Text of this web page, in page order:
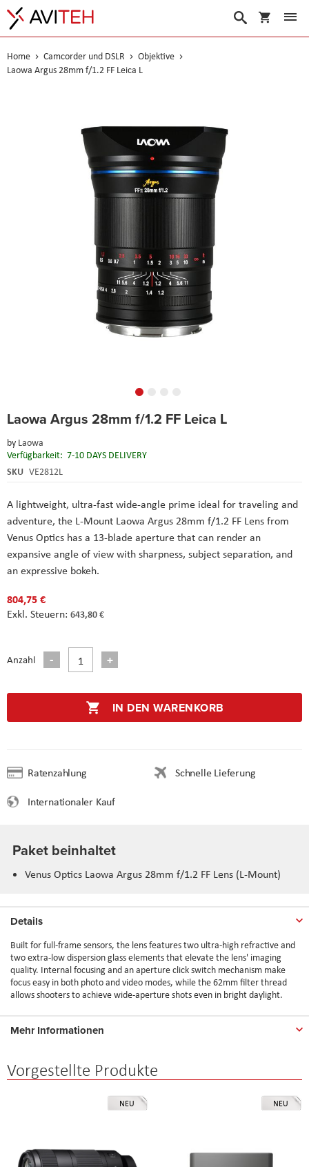
Suche
Home Camcorder und DSLR
Objektive
Laowa Argus 28mm f/1.2 FF Leica L
Laowa Argus 28mm f/1.2 FF Leica L
by Laowa
Verfügbarkeit: 7-10 DAYS DELIVERY
SKU VE2812L
A lightweight, ultra-fast wide-angle prime ideal for traveling and
adventure, the L-Mount Laowa Argus 28mm f/1.2 FF Lens from
Venus Optics has a 13-blade aperture that can render an
expansive angle of view with sharpness, subject separation, and
an expressive bokeh.
804,75 €
643,80 €
Anzahl
IN DEN WARENKORB
Ratenzahlung
Schnelle Lieferung
Internationaler Kauf
to
beginning
of
the
Paket beinhaltet
Venus Optics Laowa Argus 28mm f/1.2 FF Lens (L-Mount)
Details
Built for full-frame sensors, the lens features two ultra-high refractive and
two extra-low dispersion glass elements that elevate the lens' imaging
quality. Internal focusing and an aperture click switch mechanism make
focus easy in both photo and video modes, while the 62mm filter thread
allows shooters to achieve wide-aperture shots even in bright daylight.
Mehr Informationen
Vorgestellte Produkte
NEU NEU